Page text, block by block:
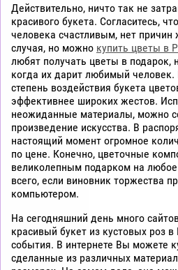
Действительно, ничто так не
красивого букета. Согласитесь,
человека счастливым, нет причин
случая, но можно купить цветы в
любят получать цветы в подарок,
когда их дарит любимый
степень воздействия букета
эффективнее широких жестов.
неожиданные материалы, можно
произведение искусства. В
настоящий момент огромное
по цене. Конечно, цветочные
великолепным подарком на
всего, если виновник торжества
компьютером.
На сегодняшний день много
красивый букет из кустовых роз
события. В интернете Вы можете
сделанные из различных